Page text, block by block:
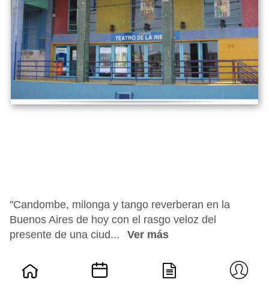
"Candombe, milonga y tango reverberan en la
Buenos Aires de hoy con el rasgo veloz del
presente de una ciud...
Ver más